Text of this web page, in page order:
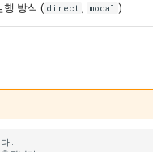
행 방식 ( direct modal )